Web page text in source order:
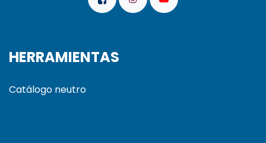
HERRAMIENTAS
Catálogo neutro